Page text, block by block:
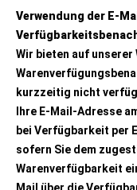
Verwendung der E-
Wir bieten auf unserer
kurzzeitig nicht
Ihre E-Mail-Adresse
bei Verfügbarkeit per
sofern Sie dem
Warenverfügbarkeit